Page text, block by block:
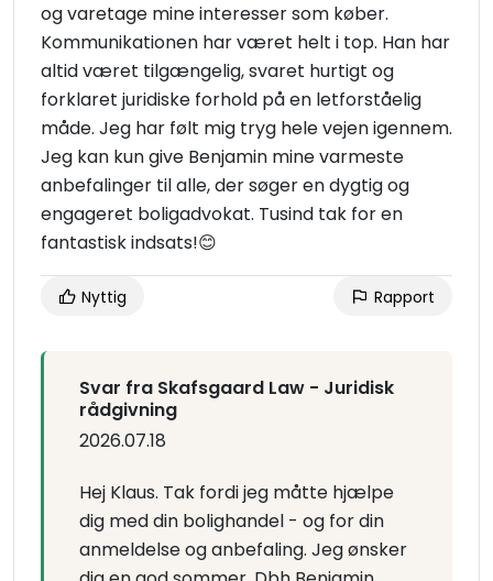
og varetage mine interesser som køber.
Kommunikationen har været helt i top. Han har
altid været tilgængelig, svaret hurtigt og
forklaret juridiske forhold på en letforståelig
måde. Jeg har følt mig tryg hele vejen igennem.
Jeg kan kun give Benjamin mine varmeste
anbefalinger til alle, der søger en dygtig og
engageret boligadvokat. Tusind tak for en
fantastisk indsats!😊
Nyttig Rapport
Svar fra Skafsgaard Law - Juridisk
rådgivning
2026.07.18
Hej Klaus. Tak fordi jeg måtte hjælpe
dig med din bolighandel - og for din
anmeldelse og anbefaling. Jeg ønsker